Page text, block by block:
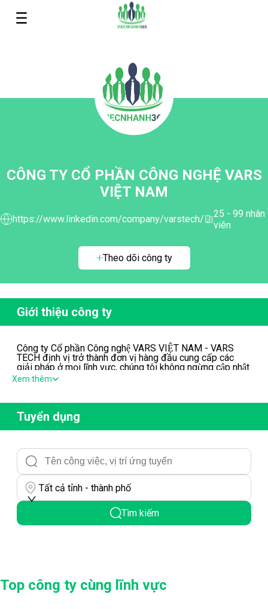
CÔNG TY CỔ PHẦN CÔNG NGHỆ VARS
VIỆT NAM
https://www.linkedin.com/company/varstech/
25 - 99 nhân
viên
Theo dõi công ty
Giới thiệu công ty
Công ty Cổ phần Công nghệ VARS VIỆT NAM - VARS
TECH định vị trở thành đơn vị hàng đầu cung cấp các
giải pháp ở mọi lĩnh vực, chúng tôi không ngừng cập nhật
và sử dụng nền tảng phát triển mới nhất, tiếp cận đến
đổi số toàn diện và thúc đẩy doanh số đáng kể cho
khách hàng.
Xem thêm
Tuyển dụng
Tất cả tỉnh - thành phố
Tìm kiếm
Top công ty cùng lĩnh vực